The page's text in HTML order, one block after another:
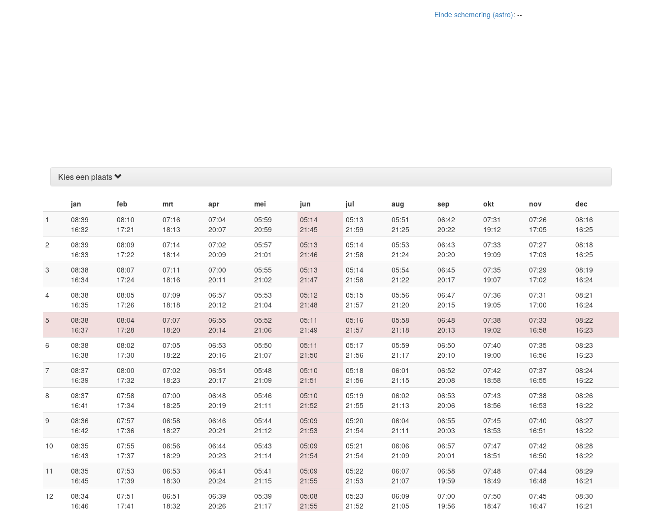
Einde schemering (astro): --
Kies een plaats
jan feb mrt apr mei jun jul aug sep okt nov
dec
1
08:39
16:32
08:10
17:21
07:16
18:13
07:04
20:07
05:59
20:59
05:14
21:45
05:13
21:59
05:51
21:25
06:42
20:22
07:31
19:12
07:26
17:05
08:16
16:25
2
08:39
16:33
08:09
17:22
07:14
18:14
07:02
20:09
05:57
21:01
05:13
21:46
05:14
21:58
05:53
21:24
06:43
20:20
07:33
19:09
07:27
17:03
08:18
16:25
3
08:38
16:34
08:07
17:24
07:11
18:16
07:00
20:11
05:55
21:02
05:13
21:47
05:14
21:58
05:54
21:22
06:45
20:17
07:35
19:07
07:29
17:02
08:19
16:24
4
08:38
16:35
08:05
17:26
07:09
18:18
06:57
20:12
05:53
21:04
05:12
21:48
05:15
21:57
05:56
21:20
06:47
20:15
07:36
19:05
07:31
17:00
08:21
16:24
5
08:38
16:37
08:04
17:28
07:07
18:20
06:55
20:14
05:52
21:06
05:11
21:49
05:16
21:57
05:58
21:18
06:48
20:13
07:38
19:02
07:33
16:58
08:22
16:23
6
08:38
16:38
08:02
17:30
07:05
18:22
06:53
20:16
05:50
21:07
05:11
21:50
05:17
21:56
05:59
21:17
06:50
20:10
07:40
19:00
07:35
16:56
08:23
16:23
7
08:37
16:39
08:00
17:32
07:02
18:23
06:51
20:17
05:48
21:09
05:10
21:51
05:18
21:56
06:01
21:15
06:52
20:08
07:42
18:58
07:37
16:55
08:24
16:22
8
08:37
16:41
07:58
17:34
07:00
18:25
06:48
20:19
05:46
21:11
05:10
21:52
05:19
21:55
06:02
21:13
06:53
20:06
07:43
18:56
07:38
16:53
08:26
16:22
9
08:36
16:42
07:57
17:36
06:58
18:27
06:46
20:21
05:44
21:12
05:09
21:53
05:20
21:54
06:04
21:11
06:55
20:03
07:45
18:53
07:40
16:51
08:27
16:22
10
08:35
16:43
07:55
17:37
06:56
18:29
06:44
20:23
05:43
21:14
05:09
21:54
05:21
21:54
06:06
21:09
06:57
20:01
07:47
18:51
07:42
16:50
08:28
16:22
11
08:35
16:45
07:53
17:39
06:53
18:30
06:41
20:24
05:41
21:15
05:09
21:55
05:22
21:53
06:07
21:07
06:58
19:59
07:48
18:49
07:44
16:48
08:29
16:21
12
08:34
16:46
07:51
17:41
06:51
18:32
06:39
20:26
05:39
21:17
05:08
21:55
05:23
21:52
06:09
21:05
07:00
19:56
07:50
18:47
07:45
16:47
08:30
16:21